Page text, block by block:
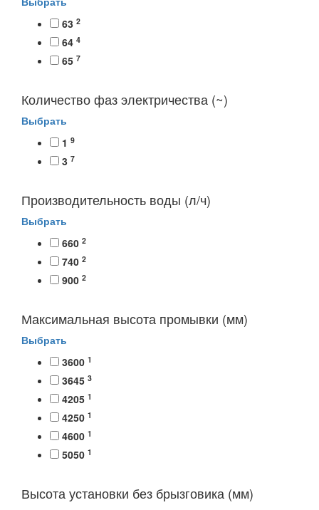
63 2
64 4
65 7
Количество фаз электричества (~)
Выбрать
1 9
3 7
Производительность воды (л/ч)
Выбрать
660 2
740 2
900 2
Максимальная высота промывки (мм)
Выбрать
3600 1
3645 3
4205 1
4250 1
4600 1
5050 1
Высота установки без брызговика (мм)